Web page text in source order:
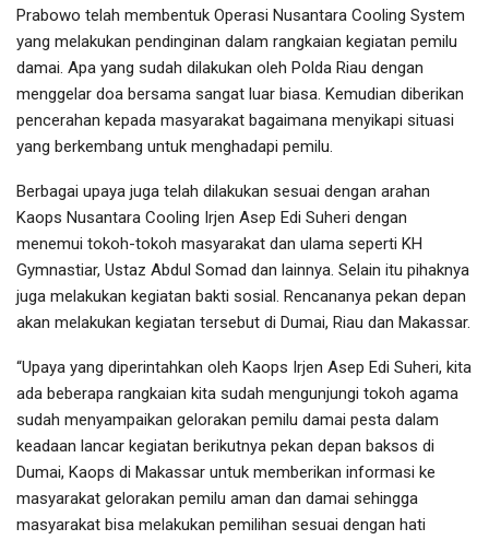
Prabowo telah membentuk Operasi Nusantara Cooling System
yang melakukan pendinginan dalam rangkaian kegiatan pemilu
damai. Apa yang sudah dilakukan oleh Polda Riau dengan
menggelar doa bersama sangat luar biasa. Kemudian diberikan
pencerahan kepada masyarakat bagaimana menyikapi situasi
yang berkembang untuk menghadapi pemilu.
Berbagai upaya juga telah dilakukan sesuai dengan arahan
Kaops Nusantara Cooling Irjen Asep Edi Suheri dengan
menemui tokoh-tokoh masyarakat dan ulama seperti KH
Gymnastiar, Ustaz Abdul Somad dan lainnya. Selain itu pihaknya
juga melakukan kegiatan bakti sosial. Rencananya pekan depan
akan melakukan kegiatan tersebut di Dumai, Riau dan Makassar.
“Upaya yang diperintahkan oleh Kaops Irjen Asep Edi Suheri, kita
ada beberapa rangkaian kita sudah mengunjungi tokoh agama
sudah menyampaikan gelorakan pemilu damai pesta dalam
keadaan lancar kegiatan berikutnya pekan depan baksos di
Dumai, Kaops di Makassar untuk memberikan informasi ke
masyarakat gelorakan pemilu aman dan damai sehingga
masyarakat bisa melakukan pemilihan sesuai dengan hati